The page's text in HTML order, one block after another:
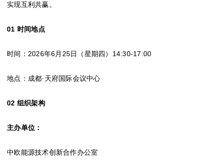
实现互利共赢。
01 时间地点
时间：2026年6月25日（星期四）14:30-17:00
地点：成都·天府国际会议中心
02 组织架构
主办单位：
中欧能源技术创新合作办公室